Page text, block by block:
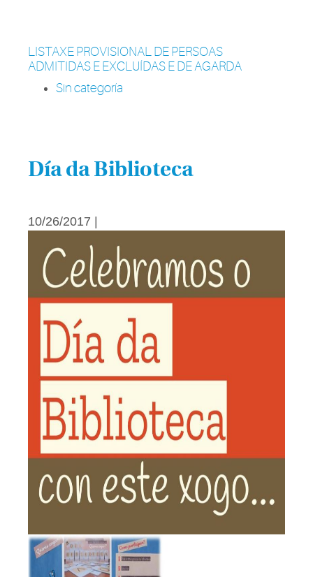
LISTAXE PROVISIONAL DE PERSOAS
ADMITIDAS E EXCLUÍDAS E DE AGARDA
Sin categoría
Día da Biblioteca
10/26/2017 |